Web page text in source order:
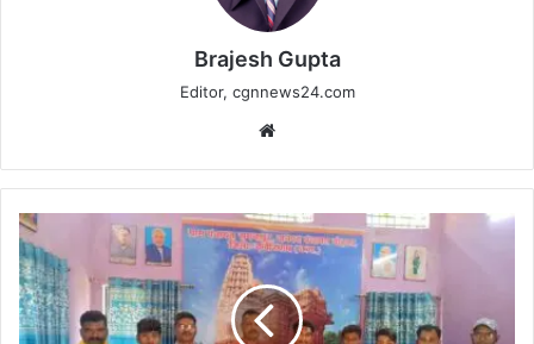
Brajesh Gupta
Editor, cgnnews24.com
प्रतिभावान
विद्यार्थियों
का
सम्मान,
सामुदायिक